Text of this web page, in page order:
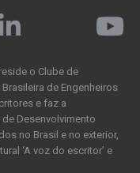
o Clube de
de Engenheiros
e faz a
Desenvolvimento
no Brasil e no exterior,
‘A voz do escritor’ e